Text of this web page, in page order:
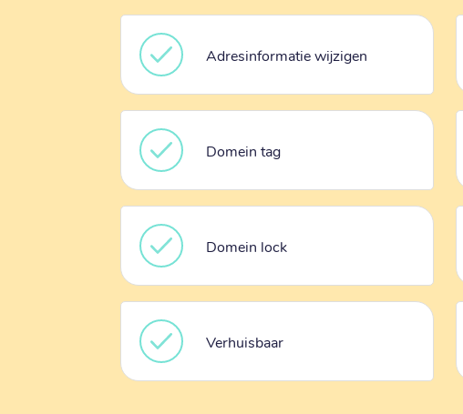
Adresinformatie wijzigen
Domein tag
Domein lock
Verhuisbaar